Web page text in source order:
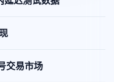
交易市场